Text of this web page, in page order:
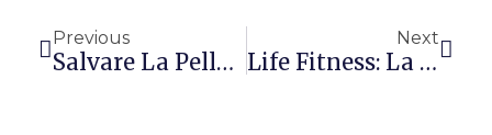
Previous
Salvare La Pelle Con La Dermonautica
Next
Life Fitness: La Storia